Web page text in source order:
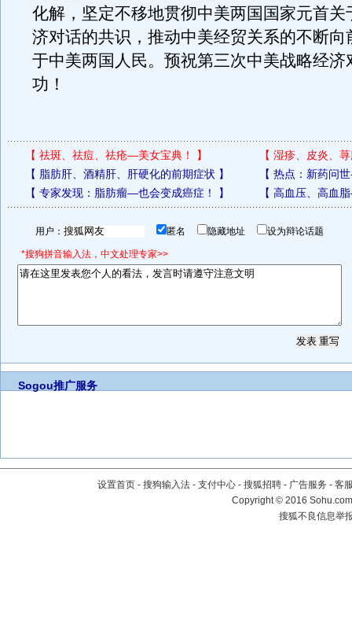
化解，坚定不移地贯彻中美两国国家元首关
济对话的共识，推动中美经贸关系的不断向
于中美两国人民。预祝第三次中美战略经济
功！
【 祛斑、祛痘、祛疮—美女宝典！ 】 【 湿疹、皮炎、
【 脂肪肝、酒精肝、肝硬化的前期症状 】 【 热点：新药问
【 专家发现：脂肪瘤—也会变成癌症！ 】 【 高血压、高血
用户： 匿名 隐藏地址 设为辩论话题
*搜狗拼音输入法，中文处理专家>>
Sogou推广服务
设置首页 - 搜狗输入法 - 支付中心 - 搜狐招聘 - 广告服务 - 客
Copyright©2016
搜狐不良信息举